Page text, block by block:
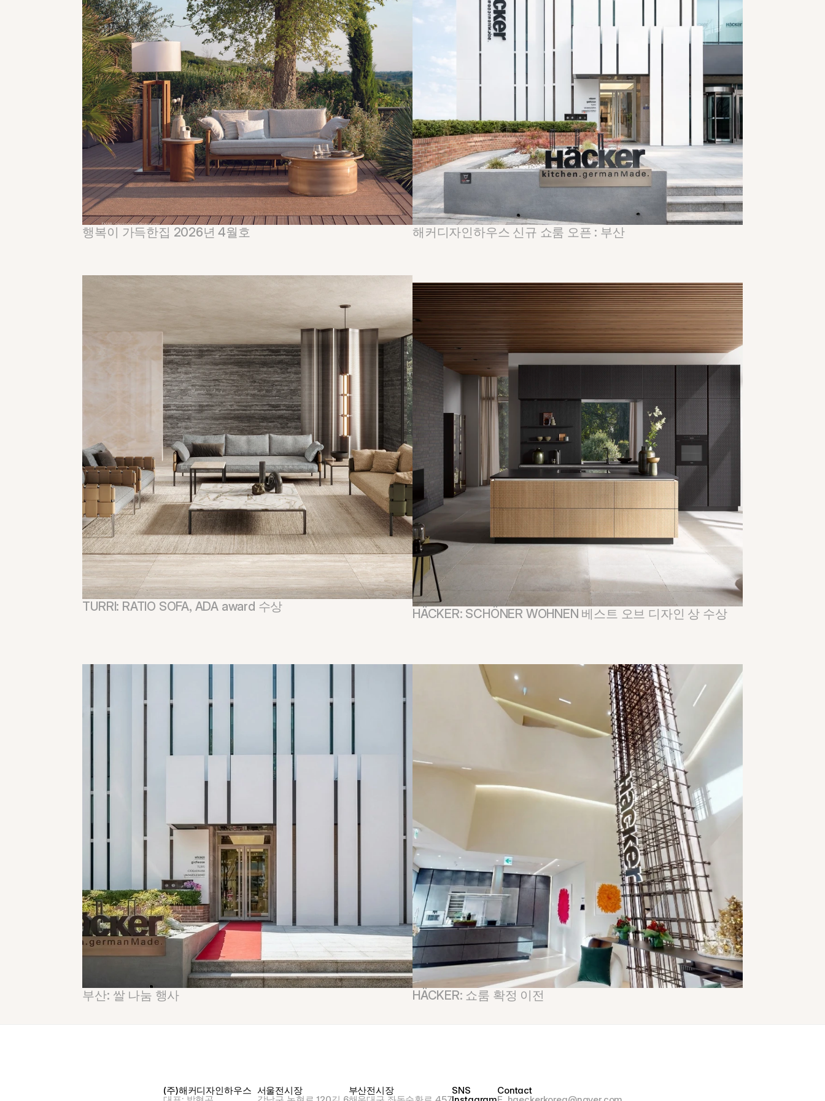
행복이 가득한집 2026년 4월호 해커디자인하우스 신규 쇼룸 오픈 : 부산
TURRI: RATIO SOFA, ADA award 수상 HÄCKER: SCHÖNER WOHNEN 베스트 오브 디자인 상 수상
부산: 쌀 나눔 행사 HÄCKER: 쇼룸 확정 이전
(주)해커디자인하우스 서울전시장 부산전시장 SNS Contact